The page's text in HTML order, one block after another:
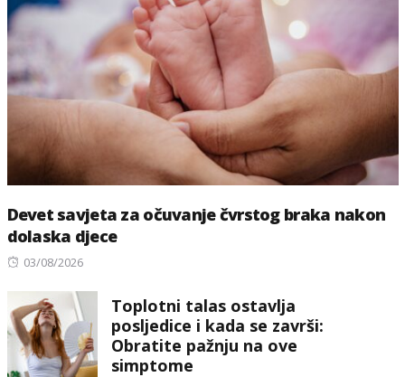
Devet savjeta za očuvanje čvrstog braka nakon
dolaska djece
Posted
03/08/2026
Toplotni talas ostavlja
posljedice i kada se završi:
Obratite pažnju na ove
simptome